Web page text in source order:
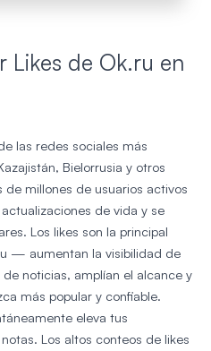
Likes de Ok.ru en
las redes sociales más
Bielorrusia y otros
de millones de usuarios activos
de vida y se
Los likes son la principal
— aumentan la visibilidad de
noticias, amplían el alcance y
más popular y confiable.
eleva tus
Los altos conteos de likes